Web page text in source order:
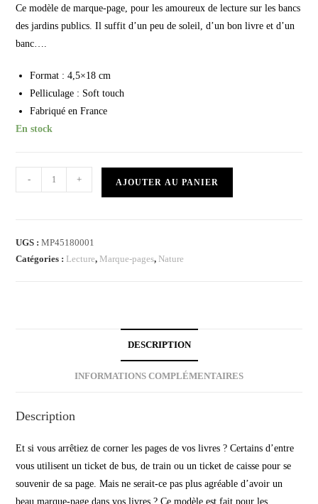
Ce modèle de marque-page, pour les amoureux de lecture sur les bancs
des jardins publics. Il suffit d’un peu de soleil, d’un bon livre et d’un
banc….
Format : 4,5×18 cm
Pelliculage : Soft touch
Fabriqué en France
En stock
- + AJOUTER AU PANIER
UGS :MP45180001
Catégories : Lecture, Marque-pages, Nature
DESCRIPTION
INFORMATIONS COMPLÉMENTAIRES
Description
Et si vous arrêtiez de corner les pages de vos livres ? Certains d’entre
vous utilisent un ticket de bus, de train ou un ticket de caisse pour se
souvenir de sa page. Mais ne serait-ce pas plus agréable d’avoir un
beau marque-page dans vos livres ? Ce modèle est fait pour les